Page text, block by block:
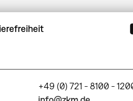
+49 (0) 721 - 8100 -